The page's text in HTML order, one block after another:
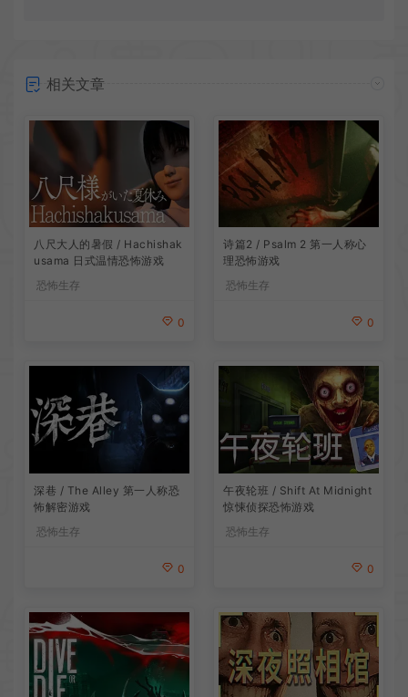
相关文章
八尺大人的暑假 / Hachishak
usama 日式温情恐怖游戏
恐怖生存
0
诗篇2 / Psalm 2 第一人称心
理恐怖游戏
恐怖生存
0
深巷 / The Alley 第一人称恐
怖解密游戏
恐怖生存
0
午夜轮班 / Shift At Midnight
惊悚侦探恐怖游戏
恐怖生存
0